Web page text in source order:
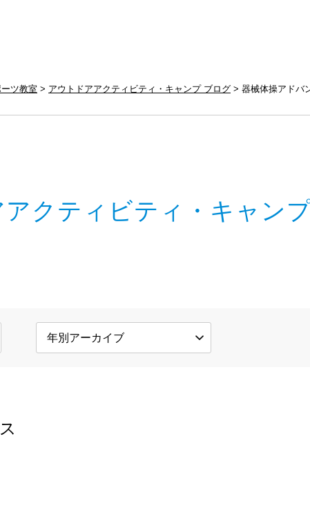
ーツ教室 アウトドアアクティビティ・キャンプ ブログ 器械体操アドバ
クティビティ・キャン